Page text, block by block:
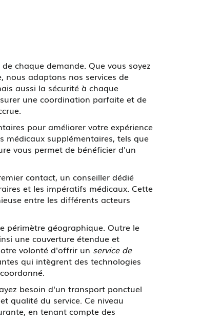
chaque demande. Que vous soyez
nous adaptons nos services de
aussi la sécurité à chaque
une coordination parfaite et de
pour améliorer votre expérience
médicaux supplémentaires, tels que
vous permet de bénéficier d'un
contact, un conseiller dédié
et les impératifs médicaux. Cette
entre les différents acteurs
périmètre géographique. Outre le
une couverture étendue et
volonté d'offrir un service de
qui intègrent des technologies
besoin d'un transport ponctuel
qualité du service. Ce niveau
en tenant compte des